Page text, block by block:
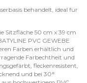
behandelt, ideal für
Sitzfläche 50 cm x 39 cm
PVC GEWEBE
Farben erhältlich und
Farbechtheit und
fleckenresistent,
und bei 30°